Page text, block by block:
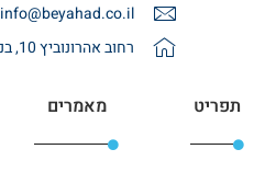
info@beyahad.co.il
רחוב אהרונוביץ 10, בני ברק
תפריט מאמרים